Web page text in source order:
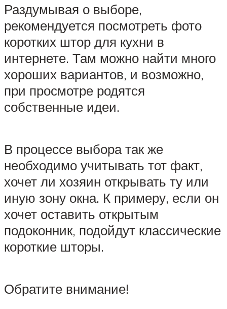
Раздумывая о выборе,
рекомендуется посмотреть фото
коротких штор для кухни в
интернете. Там можно найти много
хороших вариантов, и возможно,
при просмотре родятся
собственные идеи.
В процессе выбора так же
необходимо учитывать тот факт,
хочет ли хозяин открывать ту или
иную зону окна. К примеру, если он
хочет оставить открытым
подоконник, подойдут классические
короткие шторы.
Обратите внимание!